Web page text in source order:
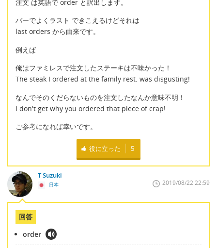
注文 は英語で order と訳出します。
バーでよくラスト できこえるけどそれは
last orders から由来です。
例えば
俺はファミレスで注文したステーキは不味かった！
The steak I ordered at the family rest. was disgusting!
なんでそのくだらないものを注文したなんか意味不明！
I don't get why you ordered that piece of crap!
ご参考になれば幸いです。
役に立った 5
T Suzuki
日本 2019/08/22 22:59
回答
order